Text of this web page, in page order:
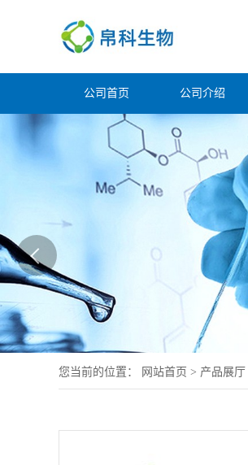
公司首页 公司介绍
您当前的位置： 网站首页 > 产品展厅